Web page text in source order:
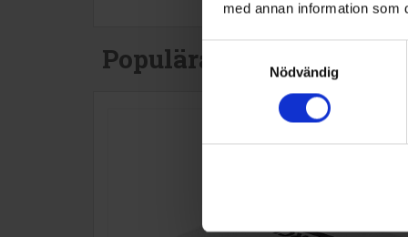
med annan information som
Nödvändig
Populära produkter i